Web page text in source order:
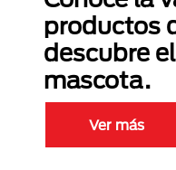
productos
descubre
mascota.
Ver más